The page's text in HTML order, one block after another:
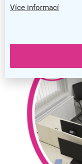
Více informací